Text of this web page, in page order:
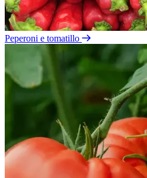
Peperoni e tomatillo